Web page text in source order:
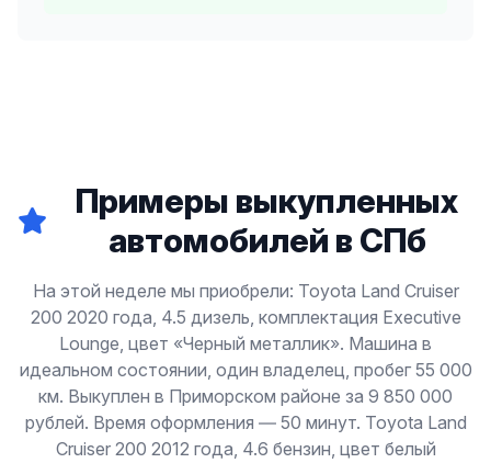
Примеры выкупленных
автомобилей в СПб
На этой неделе мы приобрели: Toyota Land Cruiser
200 2020 года, 4.5 дизель, комплектация Executive
Lounge, цвет «Черный металлик». Машина в
идеальном состоянии, один владелец, пробег 55 000
км. Выкуплен в Приморском районе за 9 850 000
рублей. Время оформления — 50 минут. Toyota Land
Cruiser 200 2012 года, 4.6 бензин, цвет белый